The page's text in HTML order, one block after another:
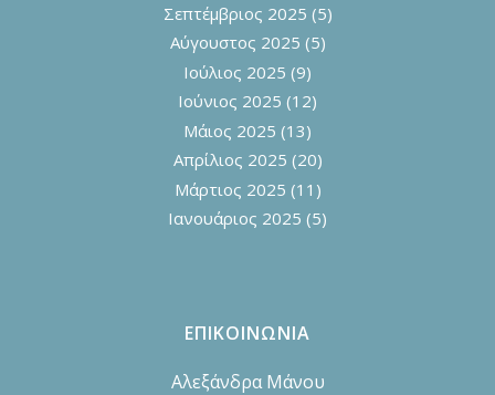
Σεπτέμβριος 2025 (5)
Αύγουστος 2025 (5)
Ιούλιος 2025 (9)
Ιούνιος 2025 (12)
Μάιος 2025 (13)
Απρίλιος 2025 (20)
Μάρτιος 2025 (11)
Ιανουάριος 2025 (5)
ΕΠΙΚΟΙΝΩΝΙΑ
Αλεξάνδρα Μάνου